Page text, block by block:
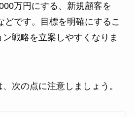
万円にする、新規顧客を
どです。目標を明確にするこ
戦略を立案しやすくなりま
次の点に注意しましょう。